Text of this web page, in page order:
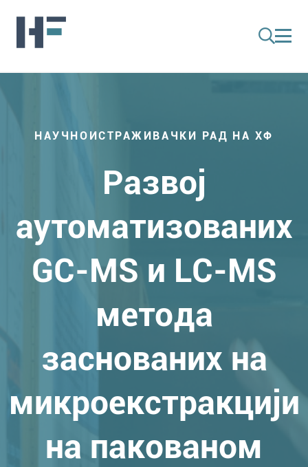
НАУЧНОИСТРАЖИВАЧКИ РАД НА ХФ
Развој
аутоматизованих
GC-MS и LC-MS
метода
заснованих на
микроекстракцији
на пакованом